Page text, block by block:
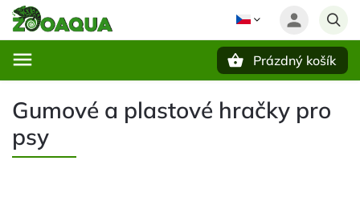
Prázdný košík
Gumové a plastové hračky pro
psy